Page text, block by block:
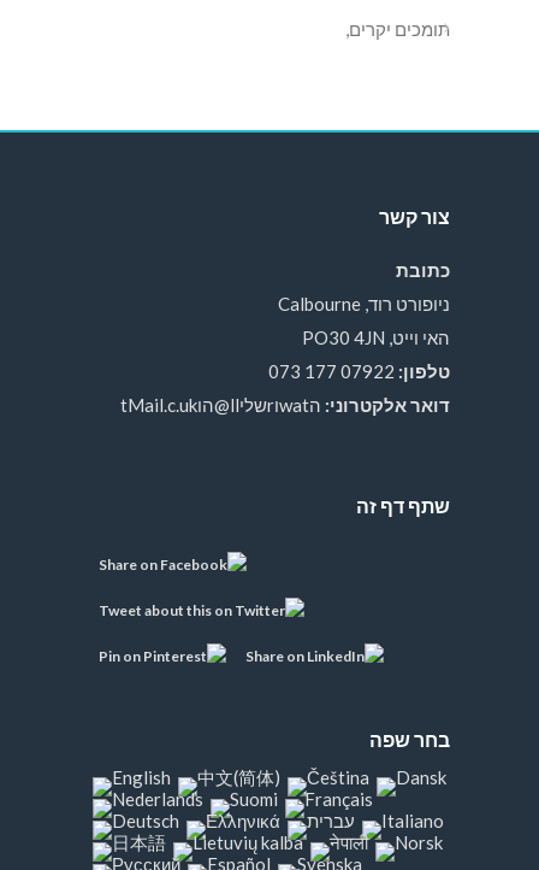
תומכים יקרים,
צור קשר
כתובת
ניופורט רוד, Calbourne
האי וייט, PO30 4JN
טלפון:
דואר אלקטרוני: הwatוrשליll@הוtMail.c.uk
שתף דף זה
בחר שפה